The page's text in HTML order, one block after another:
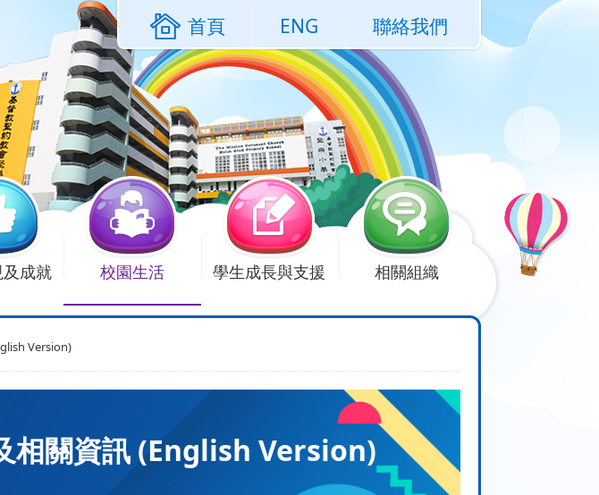
首頁 ENG 聯絡我們
成就 校園生活 學生成長與支援 相關組織
Version)
相關資訊 (English Version)